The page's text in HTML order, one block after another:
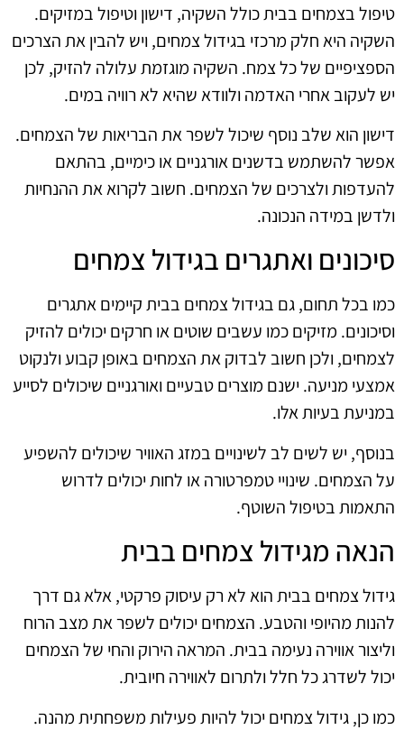
טיפול בצמחים בבית כולל השקיה, דישון וטיפול במזיקים.
השקיה היא חלק מרכזי בגידול צמחים, ויש להבין את הצרכים
הספציפיים של כל צמח. השקיה מוגזמת עלולה להזיק, לכן
יש לעקוב אחרי האדמה ולוודא שהיא לא רוויה במים.
דישון הוא שלב נוסף שיכול לשפר את הבריאות של הצמחים.
אפשר להשתמש בדשנים אורגניים או כימיים, בהתאם
להעדפות ולצרכים של הצמחים. חשוב לקרוא את ההנחיות
ולדשן במידה הנכונה.
סיכונים ואתגרים בגידול צמחים
כמו בכל תחום, גם בגידול צמחים בבית קיימים אתגרים
וסיכונים. מזיקים כמו עשבים שוטים או חרקים יכולים להזיק
לצמחים, ולכן חשוב לבדוק את הצמחים באופן קבוע ולנקוט
אמצעי מניעה. ישנם מוצרים טבעיים ואורגניים שיכולים לסייע
במניעת בעיות אלו.
בנוסף, יש לשים לב לשינויים במזג האוויר שיכולים להשפיע
על הצמחים. שינויי טמפרטורה או לחות יכולים לדרוש
התאמות בטיפול השוטף.
הנאה מגידול צמחים בבית
גידול צמחים בבית הוא לא רק עיסוק פרקטי, אלא גם דרך
להנות מהיופי והטבע. הצמחים יכולים לשפר את מצב הרוח
וליצור אווירה נעימה בבית. המראה הירוק והחי של הצמחים
יכול לשדרג כל חלל ולתרום לאווירה חיובית.
כמו כן, גידול צמחים יכול להיות פעילות משפחתית מהנה.